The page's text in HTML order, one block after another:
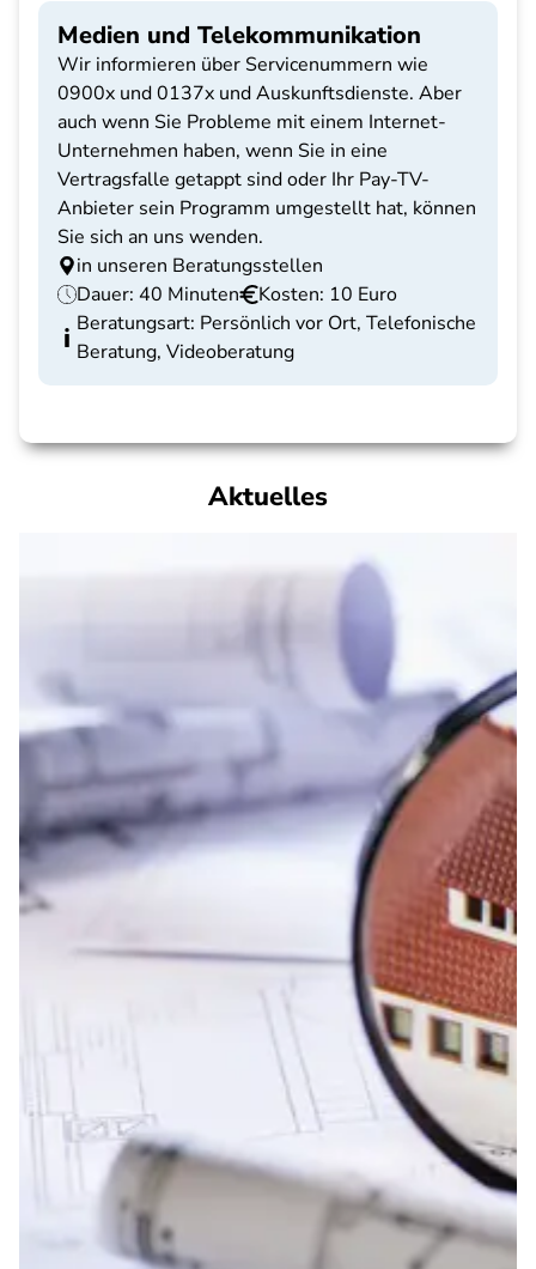
Medien und Telekommunikation
Wir informieren über Servicenummern wie
0900x und 0137x und Auskunftsdienste. Aber
auch wenn Sie Probleme mit einem Internet-
Unternehmen haben, wenn Sie in eine
Vertragsfalle getappt sind oder Ihr Pay-TV-
Anbieter sein Programm umgestellt hat, können
Sie sich an uns wenden.
in unseren Beratungsstellen
Dauer: 40 Minuten
Kosten: 10 Euro
Beratungsart: Persönlich vor Ort, Telefonische
Beratung, Videoberatung
Aktuelles